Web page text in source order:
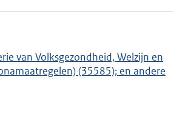
van Volksgezondheid, Welzijn en
(35585); en andere